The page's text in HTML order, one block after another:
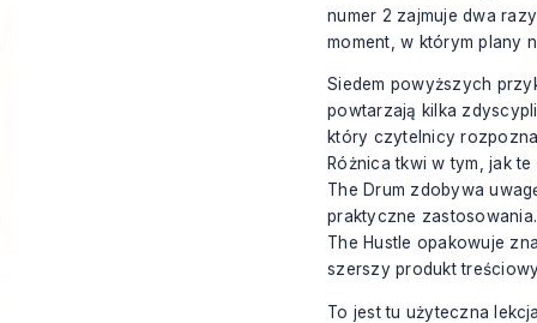
numer 2 zajmuje dwa
moment, w którym plany
Siedem powyższych
powtarzają kilka
który czytelnicy
Różnica tkwi w tym, jak
The Drum zdobywa
praktyczne
The Hustle opakowuje
szerszy produkt
To jest tu użyteczna